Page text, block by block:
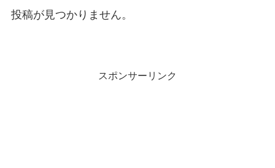
投稿が見つかりません。
スポンサーリンク